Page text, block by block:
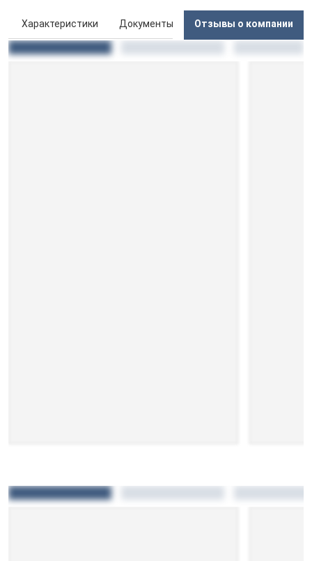
Характеристики Документы Отзывы о компании